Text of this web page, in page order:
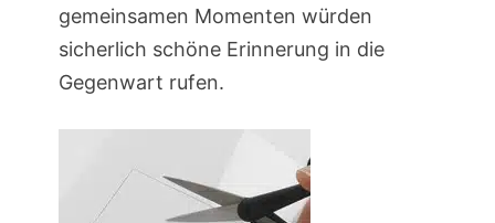
gemeinsamen Momenten würden
sicherlich schöne Erinnerung in die
Gegenwart rufen.